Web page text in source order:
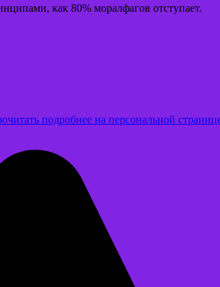
как 80% моралфагов отступает.
подробнее на персональной